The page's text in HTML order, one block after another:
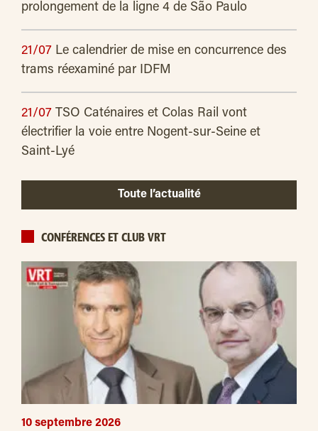
prolongement de la ligne 4 de São Paulo
21/07 Le calendrier de mise en concurrence des
trams réexaminé par IDFM
21/07 TSO Caténaires et Colas Rail vont
électrifier la voie entre Nogent-sur-Seine et
Saint-Lyé
Toute l’actualité
CONFÉRENCES ET CLUB VRT
10 septembre 2026